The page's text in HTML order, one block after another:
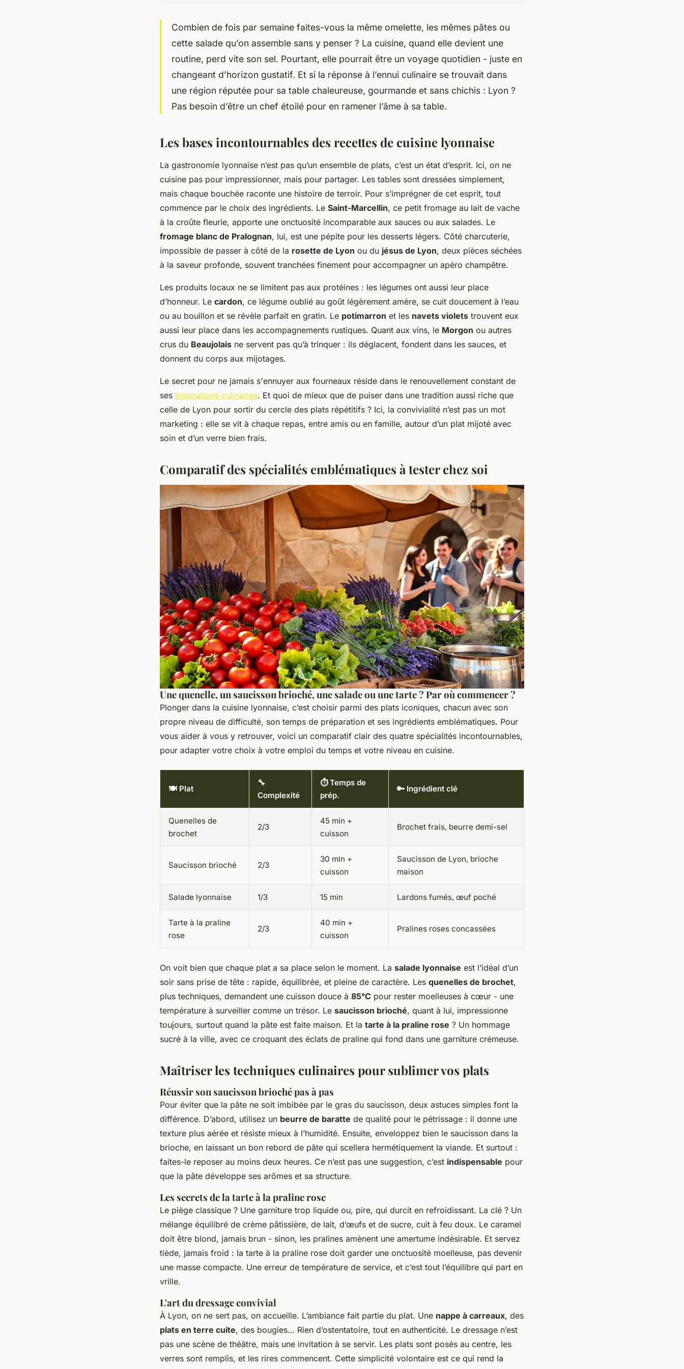
Combien de fois par semaine faites-vous la même omelette, les mêmes pâtes ou
cette salade qu’on assemble sans y penser ? La cuisine, quand elle devient une
routine, perd vite son sel. Pourtant, elle pourrait être un voyage quotidien - juste en
changeant d’horizon gustatif. Et si la réponse à l’ennui culinaire se trouvait dans
une région réputée pour sa table chaleureuse, gourmande et sans chichis : Lyon ?
Pas besoin d’être un chef étoilé pour en ramener l’âme à sa table.
Les bases incontournables des recettes de cuisine lyonnaise
La gastronomie lyonnaise n’est pas qu’un ensemble de plats, c’est un état d’esprit. Ici, on ne
cuisine pas pour impressionner, mais pour partager. Les tables sont dressées simplement,
mais chaque bouchée raconte une histoire de terroir. Pour s’imprégner de cet esprit, tout
commence par le choix des ingrédients. Le Saint-Marcellin, ce petit fromage au lait de vache
à la croûte fleurie, apporte une onctuosité incomparable aux sauces ou aux salades. Le
fromage blanc de Pralognan, lui, est une pépite pour les desserts légers. Côté charcuterie,
impossible de passer à côté de la rosette de Lyon ou du jésus de Lyon, deux pièces séchées
à la saveur profonde, souvent tranchées finement pour accompagner un apéro champêtre.
Les produits locaux ne se limitent pas aux protéines : les légumes ont aussi leur place
d’honneur. Le cardon, ce légume oublié au goût légèrement amère, se cuit doucement à l’eau
ou au bouillon et se révèle parfait en gratin. Le potimarron et les navets violets trouvent eux
aussi leur place dans les accompagnements rustiques. Quant aux vins, le Morgon ou autres
crus du Beaujolais ne servent pas qu’à trinquer : ils déglacent, fondent dans les sauces, et
donnent du corps aux mijotages.
Le secret pour ne jamais s'ennuyer aux fourneaux réside dans le renouvellement constant de
ses inspirations culinaires. Et quoi de mieux que de puiser dans une tradition aussi riche que
celle de Lyon pour sortir du cercle des plats répétitifs ? Ici, la convivialité n’est pas un mot
marketing : elle se vit à chaque repas, entre amis ou en famille, autour d’un plat mijoté avec
soin et d’un verre bien frais.
Comparatif des spécialités emblématiques à tester chez soi
Une quenelle, un saucisson brioché, une salade ou une tarte ? Par où commencer ?
Plonger dans la cuisine lyonnaise, c’est choisir parmi des plats iconiques, chacun avec son
propre niveau de difficulté, son temps de préparation et ses ingrédients emblématiques. Pour
vous aider à vous y retrouver, voici un comparatif clair des quatre spécialités incontournables,
pour adapter votre choix à votre emploi du temps et votre niveau en cuisine.
🍽️ Plat
🔧
Complexité
⏱️ Temps de
prép.
🔑 Ingrédient clé
Quenelles de
brochet
2/3
45 min +
cuisson
Brochet frais, beurre demi-sel
Saucisson brioché 2/3
30 min +
cuisson
Saucisson de Lyon, brioche
maison
Salade lyonnaise 1/3 15 min Lardons fumés, œuf poché
Tarte à la praline
rose
2/3
40 min +
cuisson
Pralines roses concassées
On voit bien que chaque plat a sa place selon le moment. La salade lyonnaise est l’idéal d’un
soir sans prise de tête : rapide, équilibrée, et pleine de caractère. Les quenelles de brochet,
plus techniques, demandent une cuisson douce à 85°C pour rester moelleuses à cœur - une
température à surveiller comme un trésor. Le saucisson brioché, quant à lui, impressionne
toujours, surtout quand la pâte est faite maison. Et la tarte à la praline rose ? Un hommage
sucré à la ville, avec ce croquant des éclats de praline qui fond dans une garniture crémeuse.
Maîtriser les techniques culinaires pour sublimer vos plats
Réussir son saucisson brioché pas à pas
Pour éviter que la pâte ne soit imbibée par le gras du saucisson, deux astuces simples font la
différence. D’abord, utilisez un beurre de baratte de qualité pour le pétrissage : il donne une
texture plus aérée et résiste mieux à l’humidité. Ensuite, enveloppez bien le saucisson dans la
brioche, en laissant un bon rebord de pâte qui scellera hermétiquement la viande. Et surtout :
faites-le reposer au moins deux heures. Ce n’est pas une suggestion, c’est indispensable pour
que la pâte développe ses arômes et sa structure.
Les secrets de la tarte à la praline rose
Le piège classique ? Une garniture trop liquide ou, pire, qui durcit en refroidissant. La clé ? Un
mélange équilibré de crème pâtissière, de lait, d’œufs et de sucre, cuit à feu doux. Le caramel
doit être blond, jamais brun - sinon, les pralines amènent une amertume indésirable. Et servez
tiède, jamais froid : la tarte à la praline rose doit garder une onctuosité moelleuse, pas devenir
une masse compacte. Une erreur de température de service, et c’est tout l’équilibre qui part en
vrille.
L'art du dressage convivial
À Lyon, on ne sert pas, on accueille. L’ambiance fait partie du plat. Une nappe à carreaux, des
plats en terre cuite, des bougies… Rien d’ostentatoire, tout en authenticité. Le dressage n’est
pas une scène de théâtre, mais une invitation à se servir. Les plats sont posés au centre, les
verres sont remplis, et les rires commencent. Cette simplicité volontaire est ce qui rend la